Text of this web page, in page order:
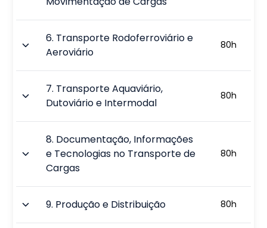
6. Transporte Rodoferroviário e
Aeroviário
80h
7. Transporte Aquaviário,
Dutoviário e Intermodal
80h
8. Documentação, Informações
e Tecnologias no Transporte de
Cargas
80h
9. Produção e Distribuição 80h